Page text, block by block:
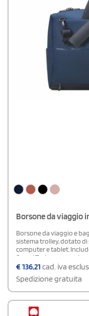
Borsone da viaggio
Borsone da viaggio e
sistema trolley, dotato
computer e tablet.
Securi Tech per
rete, tasca posteriore
€136,21 cad. iva
Spedizione gratuita